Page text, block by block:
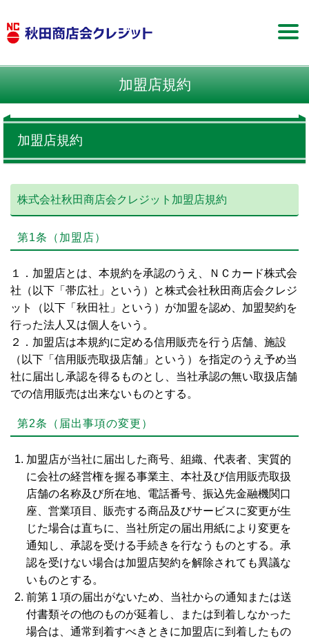
加盟店規約
加盟店規約
株式会社秋田商店会クレジット加盟店規約
第1条（加盟店）
１．加盟店とは、本規約を承認のうえ、ＮＣカード株式会
社（以下「帯広社」という）と株式会社秋田商店会クレジ
ット（以下「秋田社」という）が加盟を認め、加盟契約を
行った法人又は個人をいう。
２．加盟店は本規約に定める信用販売を行う店舗、施設
（以下「信用販売取扱店舗」という）を指定のうえ予め当
社に届出し承認を得るものとし、当社承認の無い取扱店舗
での信用販売は出来ないものとする。
第2条（届出事項の変更）
加盟店が当社に届出した商号、組織、代表者、実質的
に会社の経営権を握る事業主、本社及び信用販売取扱
店舗の名称及び所在地、電話番号、振込先金融機関口
座、営業項目、販売する商品及びサービスに変更が生
じた場合は直ちに、当社所定の届出用紙により変更を
通知し、承認を受ける手続きを行なうものとする。承
認を受けない場合は加盟店契約を解除されても異議な
いものとする。
前第 1 項の届出がないため、当社からの通知または送
付書類その他のものが延着し、または到着しなかった
場合は、通常到着すべきときに加盟店に到着したもの